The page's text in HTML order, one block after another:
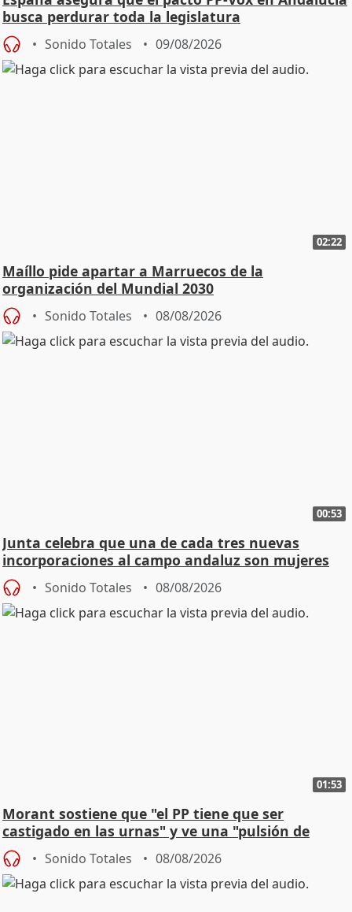
busca perdurar toda la legislatura
Sonido Totales 09/08/2026
02:22
Maíllo pide apartar a Marruecos de la
organización del Mundial 2030
Sonido Totales 08/08/2026
00:53
Junta celebra que una de cada tres nuevas
incorporaciones al campo andaluz son mujeres
jóvenes
Sonido Totales 08/08/2026
01:53
Morant sostiene que "el PP tiene que ser
castigado en las urnas" y ve una "pulsión de
cambio"
Sonido Totales 08/08/2026